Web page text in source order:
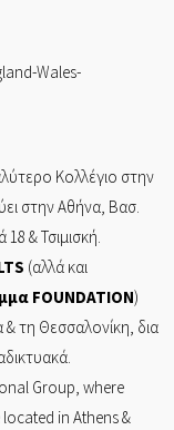
Wales-
Κολλέγιο στην
στηνΑθήνα, Βασ.
18 & Τσιμισκή.
(αλλά και
FOUNDATION)
& τη Θεσσαλονίκη, δια
Group, where
in Athens &